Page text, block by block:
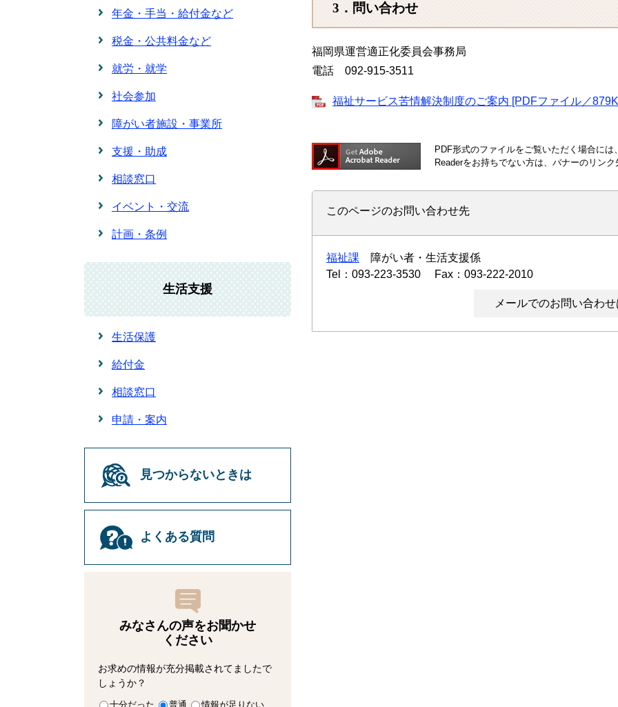
3．問い合わせ
福岡県運営適正化委員会事務局
電話 092-915-3511
福祉サービス苦情解決制度のご案内 [PDFファイル／
PDF形式のファイルをご覧いただく場合に
Readerをお持ちでない方は、バナーのリン
このページのお問い合わせ先
福祉課
障がい者・生活支援係
Tel：093-223-3530
Fax：093-222-2010
メールでのお問い合わ
年金・手当・給付金など
税金・公共料金など
就労・就学
社会参加
障がい者施設・事業所
支援・助成
相談窓口
イベント・交流
計画・条例
生活支援
生活保護
給付金
相談窓口
申請・案内
見つからないときは
よくある質問
みなさんの声をお聞かせ
ください
お求めの情報が充分掲載されてましたで
しょうか？
十分だった 普通 情報が足りない